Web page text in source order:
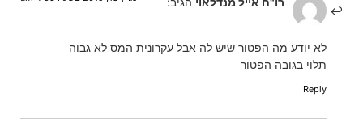
לא יודע מה הפטור שיש לה אבל עקרונית המס לא גבוה
תלוי בגובה הפטור
Reply